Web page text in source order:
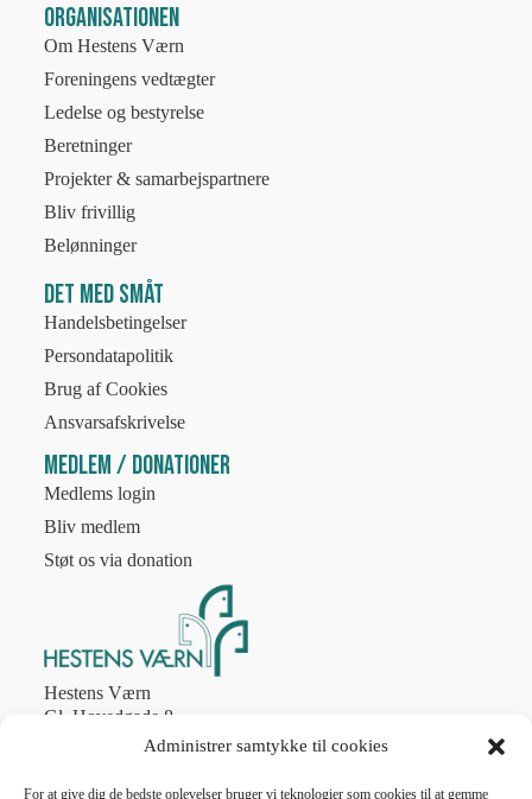
Administrer samtykke til cookies
For at give dig de bedste oplevelser bruger vi teknologier som cookies til at gemme
Organisationen
Om Hestens Værn
Foreningens vedtægter
Ledelse og bestyrelse
Beretninger
Projekter & samarbejspartnere
Bliv frivillig
Belønninger
Det med småt
Handelsbetingelser
Persondatapolitik
Brug af Cookies
Ansvarsafskrivelse
Medlem / Donationer
Medlems login
Bliv medlem
Støt os via donation
Hestens Værn
Gl. Hovedgade 8
2970 Hørsholm
post@hestens-vaern.dk